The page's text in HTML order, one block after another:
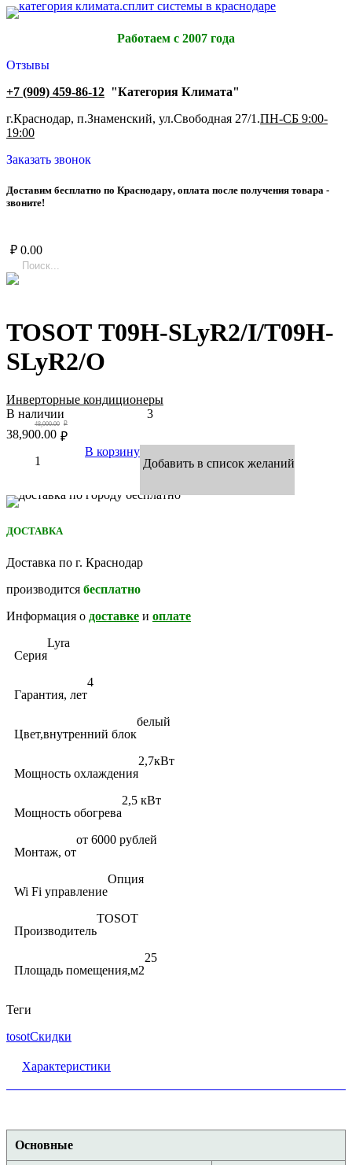
Работаем с 2007 года
Отзывы
+7 (909) 459-86-12 "Категория Климата"
г.Краснодар, п.Знаменский, ул.Свободная 27/1.ПН-СБ 9:00-
19:00
Заказать звонок
Доставим бесплатно по Краснодару, оплата после получения товара -
звоните!
₽ 0.00
TOSOT T09H-SLyR2/I/T09H-
SLyR2/O
Инверторные кондиционеры
В наличии
3
₽
38,900.00
₽
48,000.00
В корзину
Добавить в список желаний
ДОСТАВКА
Доставка по г. Краснодар
производится бесплатно
Информация о доставке и оплате
Серия
Lyra
Гарантия, лет
4
Цвет,внутренний блок
белый
Мощность охлаждения
2,7кВт
Мощность обогрева
2,5 кВт
Монтаж, от
от 6000 рублей
Wi Fi управление
Опция
Производитель
TOSOT
Площадь помещения,м2
25
Теги
tosotСкидки
Характеристики
Основные